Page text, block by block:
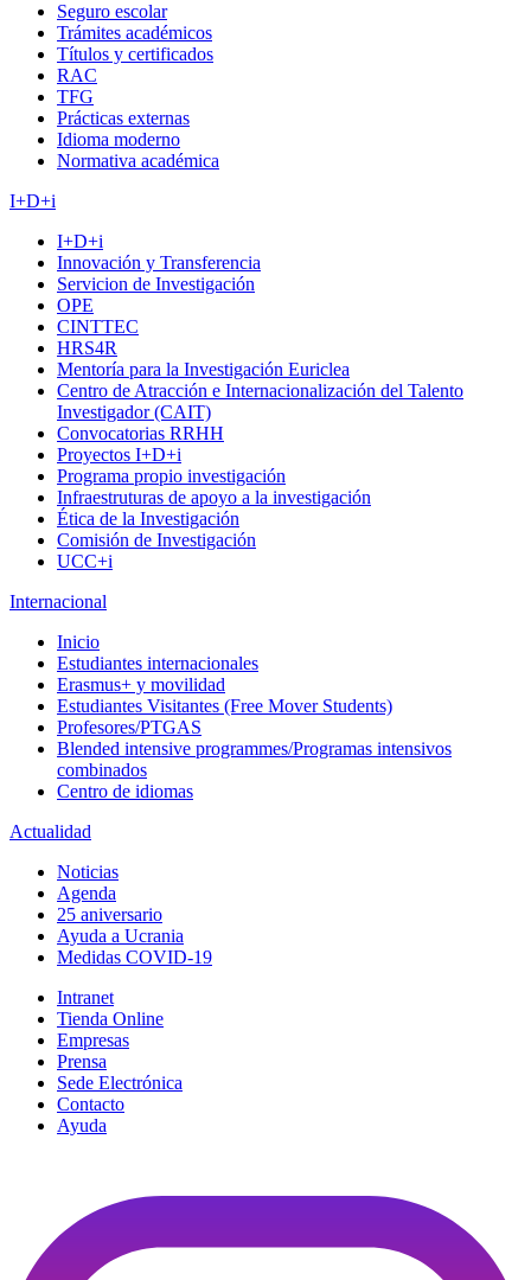
Seguro escolar
Trámites académicos
Títulos y certificados
RAC
TFG
Prácticas externas
Idioma moderno
Normativa académica
I+D+i
I+D+i
Innovación y Transferencia
Servicion de Investigación
OPE
CINTTEC
HRS4R
Mentoría para la Investigación Euriclea
Centro de Atracción e Internacionalización del Talento
Investigador (CAIT)
Convocatorias RRHH
Proyectos I+D+i
Programa propio investigación
Infraestruturas de apoyo a la investigación
Ética de la Investigación
Comisión de Investigación
UCC+i
Internacional
Inicio
Estudiantes internacionales
Erasmus+ y movilidad
Estudiantes Visitantes (Free Mover Students)
Profesores/PTGAS
Blended intensive programmes/Programas intensivos
combinados
Centro de idiomas
Actualidad
Noticias
Agenda
25 aniversario
Ayuda a Ucrania
Medidas COVID-19
Intranet
Tienda Online
Empresas
Prensa
Sede Electrónica
Contacto
Ayuda